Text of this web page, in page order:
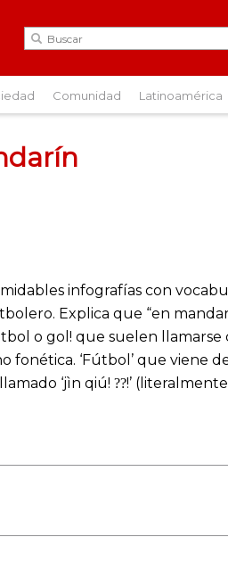
Comunidad Latinoamérica
infografías con
Explica que “en
o gol! que suelen
‘Fútbol’ que viene
‘jìn qiú! ??!’